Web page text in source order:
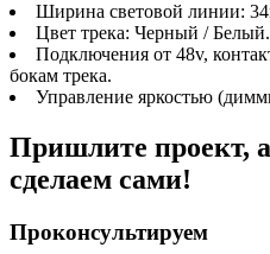
Ширина световой линии:
Цвет трека: Черный / Белый.
Подключения от 48v,
бокам трека.
Управление яркостью
Пришлите проект,
сделаем сами!
Проконсультируем